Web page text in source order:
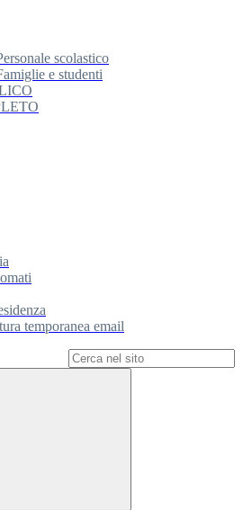
scolastico
e studenti
temporanea email